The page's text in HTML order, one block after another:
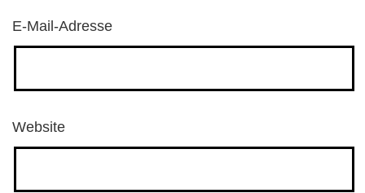
E-Mail-Adresse
Website